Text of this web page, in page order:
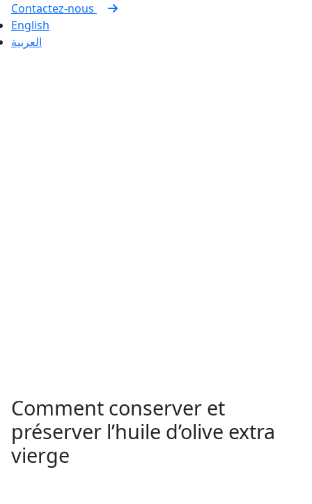
Contactez-nous
English
العربية
Comment conserver et
préserver l’huile d’olive extra
vierge